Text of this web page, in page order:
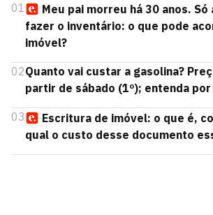
01
Meu pai morreu há 30 anos. Só
fazer o inventário: o que pode
imóvel?
02Quanto vai custar a gasolina?
partir de sábado (1º); entenda por
03
Escritura de imóvel: o que é,
qual o custo desse documento